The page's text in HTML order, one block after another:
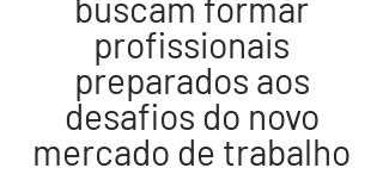
profissionais
preparados aos
desafios do novo
mercado de trabalho